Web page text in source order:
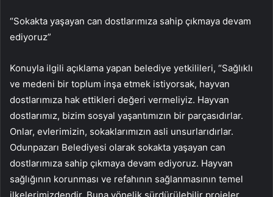
“Sokakta yaşayan can dostlarımıza sahip çıkmaya devam
ediyoruz”
Konuyla ilgili açıklama yapan belediye yetkilileri, “Sağlıklı
ve medeni bir toplum inşa etmek istiyorsak, hayvan
dostlarımıza hak ettikleri değeri vermeliyiz. Hayvan
dostlarımız, bizim sosyal yaşantımızın bir parçasıdırlar.
Onlar, evlerimizin, sokaklarımızın asli unsurlarıdırlar.
Odunpazarı Belediyesi olarak sokakta yaşayan can
dostlarımıza sahip çıkmaya devam ediyoruz. Hayvan
sağlığının korunması ve refahının sağlanmasının temel